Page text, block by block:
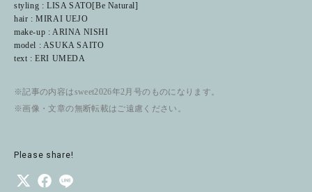
styling : LISA SATO[Be Natural]
hair : MIRAI UEJO
make-up : ARINA NISHI
model : ASUKA SAITO
text : ERI UMEDA
※記事の内容はsweet2026年2月号のものになります。
※画像・文章の無断転載はご遠慮ください。
Please share!